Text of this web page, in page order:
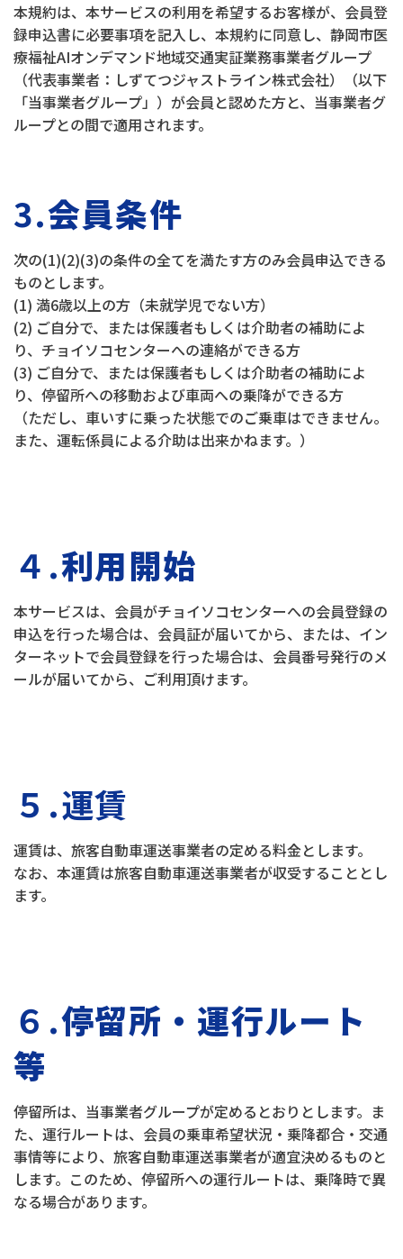
本規約は、本サービスの利用を希望するお客様が、会員登
録申込書に必要事項を記入し、本規約に同意し、静岡市医
療福祉AIオンデマンド地域交通実証業務事業者グループ
（代表事業者：しずてつジャストライン株式会社）（以下
「当事業者グループ」）が会員と認めた方と、当事業者グ
ループとの間で適用されます。
3.会員条件
次の(1)(2)(3)の条件の全てを満たす方のみ会員申込できる
ものとします。
(1) 満6歳以上の方（未就学児でない方）
(2) ご自分で、または保護者もしくは介助者の補助によ
り、チョイソコセンターへの連絡ができる方
(3) ご自分で、または保護者もしくは介助者の補助によ
り、停留所への移動および車両への乗降ができる方
（ただし、車いすに乗った状態でのご乗車はできません。
また、運転係員による介助は出来かねます。）
４.利用開始
本サービスは、会員がチョイソコセンターへの会員登録の
申込を行った場合は、会員証が届いてから、または、イン
ターネットで会員登録を行った場合は、会員番号発行のメ
ールが届いてから、ご利用頂けます。
５.運賃
運賃は、旅客自動車運送事業者の定める料金とします。
なお、本運賃は旅客自動車運送事業者が収受することとし
ます。
６.停留所・運行ルート
等
停留所は、当事業者グループが定めるとおりとします。ま
た、運行ルートは、会員の乗車希望状況・乗降都合・交通
事情等により、旅客自動車運送事業者が適宜決めるものと
します。このため、停留所への運行ルートは、乗降時で異
なる場合があります。